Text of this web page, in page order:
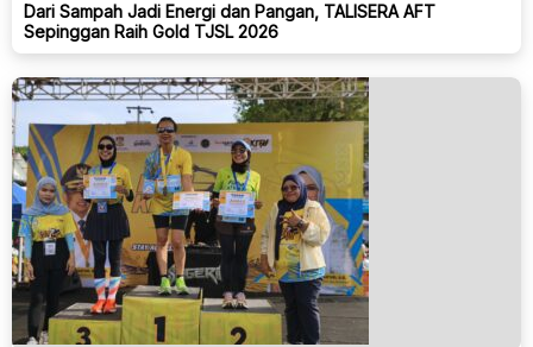
Dari Sampah Jadi Energi dan Pangan, TALISERA AFT
Sepinggan Raih Gold TJSL 2026